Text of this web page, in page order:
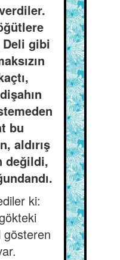
gibi
bu
aldırış
değildi,
ki:
gösteren